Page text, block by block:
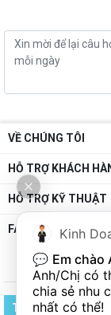
VỀ CHÚNG TÔI
HỖ TRỢ KHÁCH
HỖ TRỢ KỸ THUẬT
FANPAGE
TCA - TRUNG
Kinh
💬 Em chào
Anh/Chị có
chia sẻ nhu
nhất có thể!